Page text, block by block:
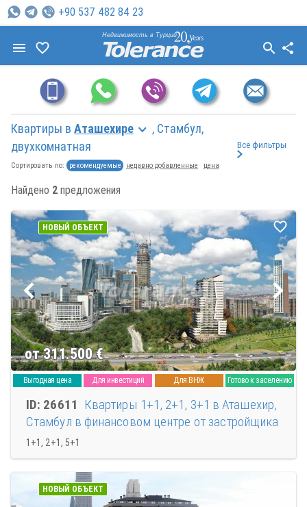
+90 537 482 84 23
Недвижимость в Турции
Квартиры в Аташехире
, Стамбул,
двухкомнатная
Сортировать по: рекомендуемые недавно добавленные цена
Все фильтры
Найдено 2 предложения
от 311.500€
НОВЫЙ ОБЪЕКТ
Выгодная цена Для инвестиций Для ВНЖ Готово к заселению
ID: 26611
Квартиры 1+1, 2+1, 3+1 в Аташехир,
Стамбул в финансовом центре от застройщика
1+1, 2+1, 5+1
НОВЫЙ ОБЪЕКТ